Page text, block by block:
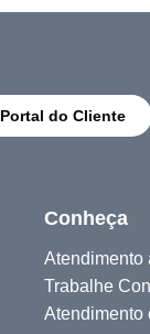
Portal do Cliente
Conheça
Atendimento
Trabalhe
Atendimento